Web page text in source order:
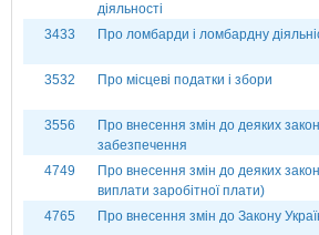
діяльності
3433
Про ломбарди і ломбардну
3532 Про місцеві податки і збори
3556
Про внесення змін до деяких
забезпечення
4749
Про внесення змін до деяких
виплати заробітної плати)
4765
Про внесення змін до Закону